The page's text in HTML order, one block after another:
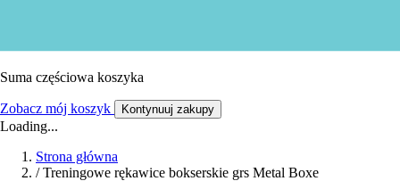
Suma częściowa koszyka
Zobacz mój koszyk Kontynuuj zakupy
Loading...
Strona główna
/ Treningowe rękawice bokserskie grs Metal Boxe